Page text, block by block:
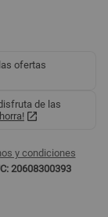
ofertas
de las
y condiciones
20608300393